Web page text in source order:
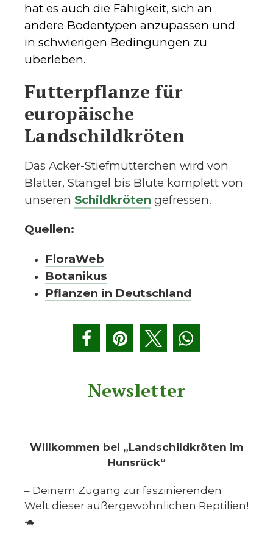
hat es auch die Fähigkeit, sich an
andere Bodentypen anzupassen und
in schwierigen Bedingungen zu
überleben.
Futterpflanze für
europäische
Landschildkröten
Das Acker-Stiefmütterchen wird von
Blätter, Stängel bis Blüte komplett von
unseren Schildkröten gefressen.
Quellen:
FloraWeb
Botanikus
Pflanzen in Deutschland
Newsletter
Willkommen bei „Landschildkröten im
Hunsrück“
– Deinem Zugang zur faszinierenden
Welt dieser außergewöhnlichen Reptilien!
🐢